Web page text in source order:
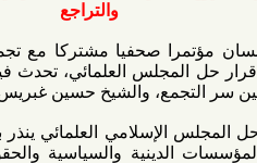
صحفيا مشتركا مع تجمع العلماء
العلمائي، تحدث فيه كل من
والشيخ حسين غبريس مسؤول
العلمائي ينذر بمشروع
والسياسية والحقوقية